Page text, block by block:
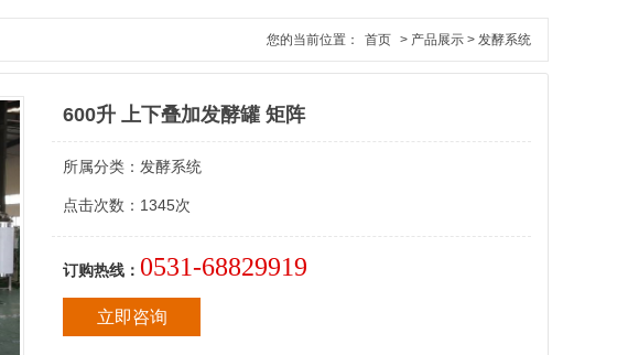
您的当前位置： 首页 > 产品展示 > 发酵系统
600升 上下叠加发酵罐 矩阵
所属分类： 发酵系统
点击次数： 1345次
订购热线： 0531-68829919
立即咨询